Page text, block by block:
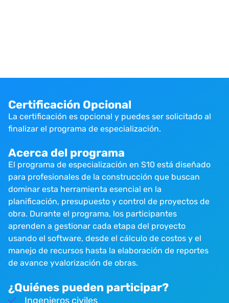
Certificación Opcional
La certificación es opcional y puedes ser solicitado al
finalizar el programa de especialización.
Acerca del programa
El programa de especialización en S10 está diseñado
para profesionales de la construcción que buscan
dominar esta herramienta esencial en la
planificación, presupuesto y control de proyectos de
obra. Durante el programa, los participantes
aprenden a gestionar cada etapa del proyecto
usando el software, desde el cálculo de costos y el
manejo de recursos hasta la elaboración de reportes
de avance yvalorización de obras.
¿Quiénes pueden participar?
Ingenieros civiles